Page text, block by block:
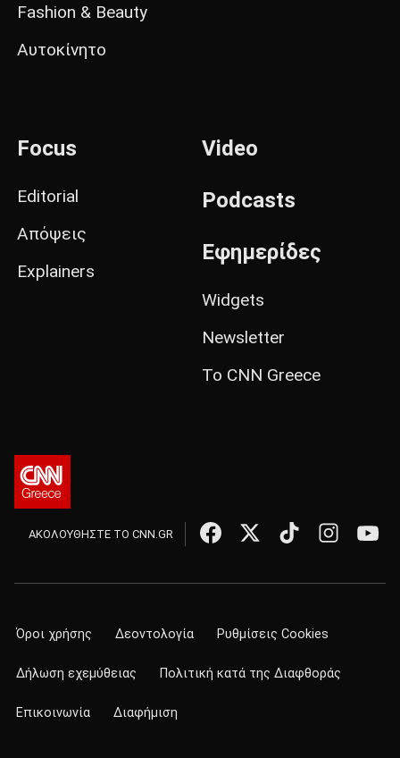
Fashion & Beauty
Αυτοκίνητο
Focus
Editorial
Απόψεις
Explainers
Video
Podcasts
Εφημερίδες
Widgets
Newsletter
Το CNN Greece
ΑΚΟΛΟΥΘΗΣΤΕ ΤΟ CNN.GR
Όροι χρήσης Δεοντολογία Ρυθμίσεις Cookies
Δήλωση εχεμύθειας Πολιτική κατά της Διαφθοράς
Επικοινωνία Διαφήμιση